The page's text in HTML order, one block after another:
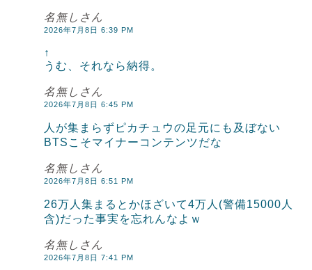
名無しさん
2026年7月8日 6:39 PM
↑
うむ、それなら納得。
名無しさん
2026年7月8日 6:45 PM
人が集まらずピカチュウの足元にも及ぼない
BTSこそマイナーコンテンツだな
名無しさん
2026年7月8日 6:51 PM
26万人集まるとかほざいて4万人(警備15000人
含)だった事実を忘れんなよｗ
名無しさん
2026年7月8日 7:41 PM